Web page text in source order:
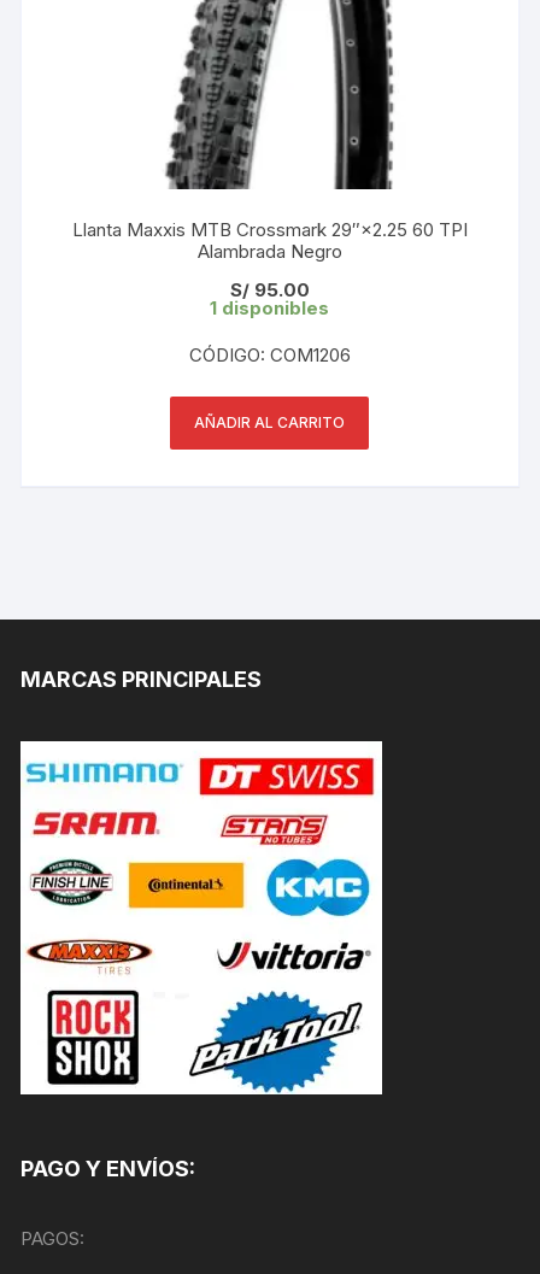
Llanta Maxxis MTB Crossmark 29″×2.25 60 TPI
Alambrada Negro
S/95.00
1 disponibles
CÓDIGO: COM1206
AÑADIR AL CARRITO
MARCAS PRINCIPALES
PAGO Y ENVÍOS:
PAGOS: